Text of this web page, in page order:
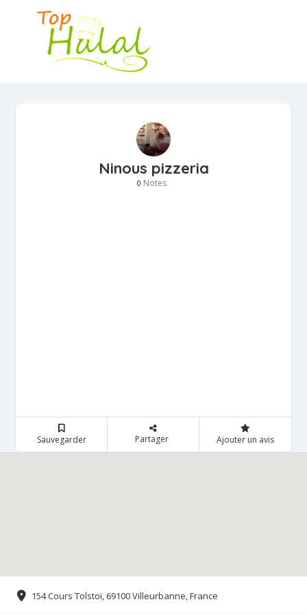
Ninous pizzeria
0 Notes
Sauvegarder Partager Ajouter un avis
154 Cours Tolstoï, 69100 Villeurbanne, France